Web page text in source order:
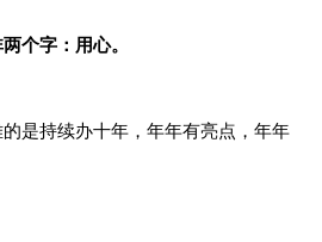
个字：用心。
是持续办十年，年年有亮点，年年